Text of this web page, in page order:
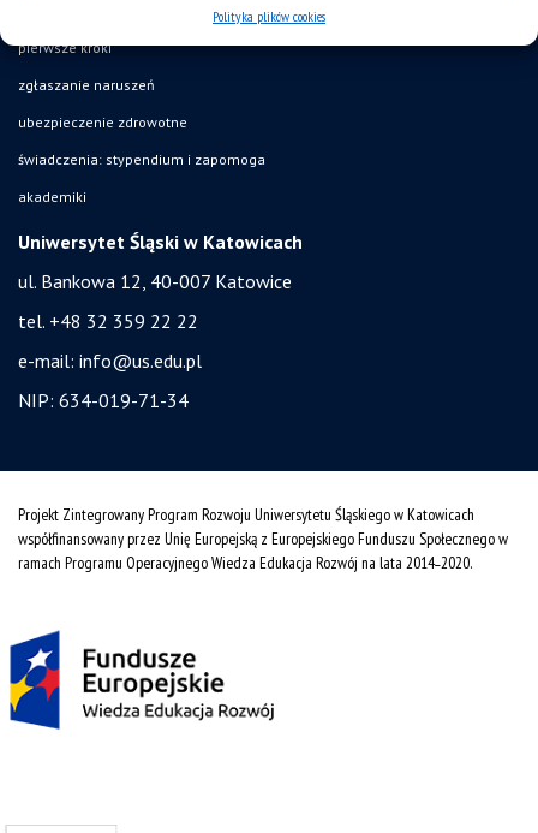
Polityka plików cookies
organizacja roku akademickiego
pierwsze kroki
zgłaszanie naruszeń
ubezpieczenie zdrowotne
świadczenia: stypendium i zapomoga
akademiki
Uniwersytet Śląski w Katowicach
ul. Bankowa 12, 40-007 Katowice
tel. +48 32 359 22 22
e-mail: info@us.edu.pl
NIP: 634-019-71-34
Projekt Zintegrowany Program Rozwoju Uniwersytetu Śląskiego w Katowicach
współfinansowany przez Unię Europejską z Europejskiego Funduszu Społecznego w
ramach Programu Operacyjnego Wiedza Edukacja Rozwój na lata 2014˗2020.